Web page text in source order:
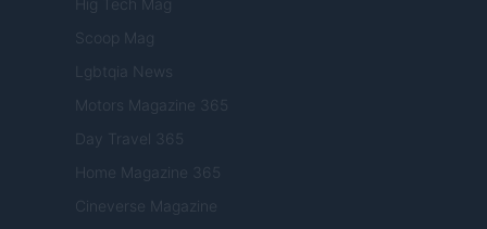
Hig Tech Mag
Scoop Mag
Lgbtqia News
Motors Magazine 365
Day Travel 365
Home Magazine 365
Cineverse Magazine